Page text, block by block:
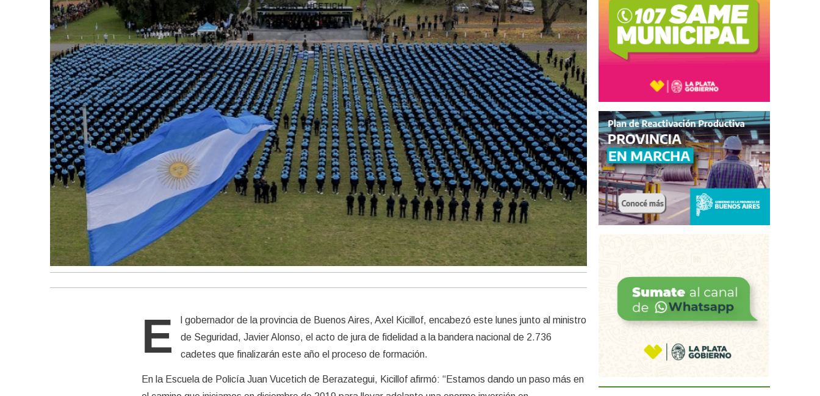
E
l gobernador de la provincia de Buenos Aires, Axel Kicillof, encabezó este lunes junto al ministro
de Seguridad, Javier Alonso, el acto de jura de fidelidad a la bandera nacional de 2.736
cadetes que finalizarán este año el proceso de formación.
En la Escuela de Policía Juan Vucetich de Berazategui, Kicillof afirmó: “Estamos dando un paso más en